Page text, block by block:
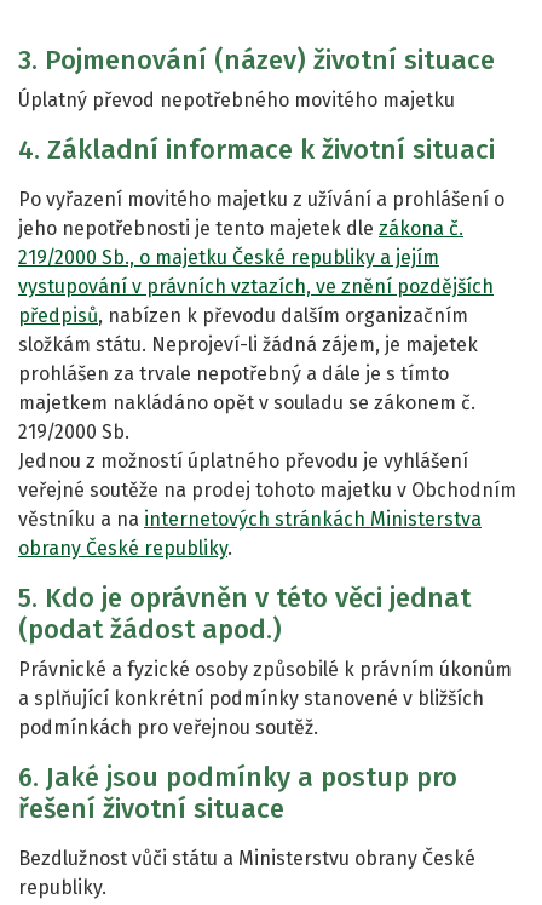
3. Pojmenování (název) životní situace
Úplatný převod nepotřebného movitého majetku
4. Základní informace k životní situaci
Po vyřazení movitého majetku z užívání a prohlášení o
jeho nepotřebnosti je tento majetek dle zákona č.
219/2000 Sb., o majetku České republiky a jejím
vystupování v právních vztazích, ve znění pozdějších
předpisů, nabízen k převodu dalším organizačním
složkám státu. Neprojeví-li žádná zájem, je majetek
prohlášen za trvale nepotřebný a dále je s tímto
majetkem nakládáno opět v souladu se zákonem č.
219/2000 Sb.
Jednou z možností úplatného převodu je vyhlášení
veřejné soutěže na prodej tohoto majetku v Obchodním
věstníku a na internetových stránkách Ministerstva
obrany České republiky.
5. Kdo je oprávněn v této věci jednat
(podat žádost apod.)
Právnické a fyzické osoby způsobilé k právním úkonům
a splňující konkrétní podmínky stanovené v bližších
podmínkách pro veřejnou soutěž.
6. Jaké jsou podmínky a postup pro
řešení životní situace
Bezdlužnost vůči státu a Ministerstvu obrany České
republiky.